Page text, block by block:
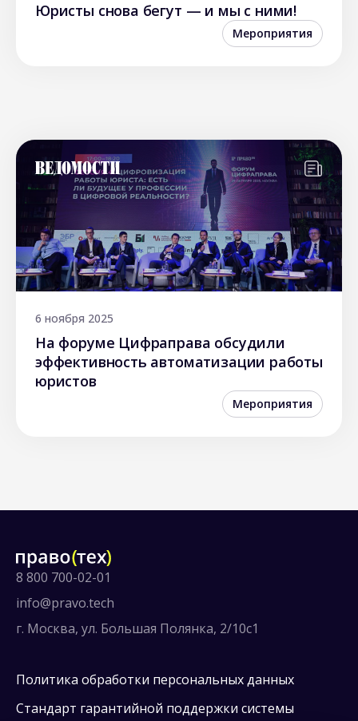
Юристы снова бегут — и мы с ними!
Мероприятия
6 ноября 2025
На форуме Цифраправа обсудили
эффективность автоматизации работы
юристов
Мероприятия
8 800 700-02-01
info@pravo.tech
г. Москва, ул. Большая Полянка, 2/10с1
Политика обработки персональных данных
Стандарт гарантийной поддержки системы